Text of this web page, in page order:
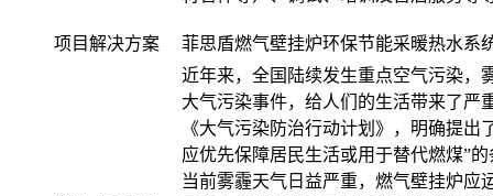
项目解决方案 菲思盾燃气壁挂炉环保节能采暖热水系
近年来，全国陆续发生重点空气污染，
大气污染事件，给人们的生活带来了严
《大气污染防治行动计划》，明确提
应优先保障居民生活或用于替代燃煤”
当前雾霾天气日益严重，燃气壁挂炉应